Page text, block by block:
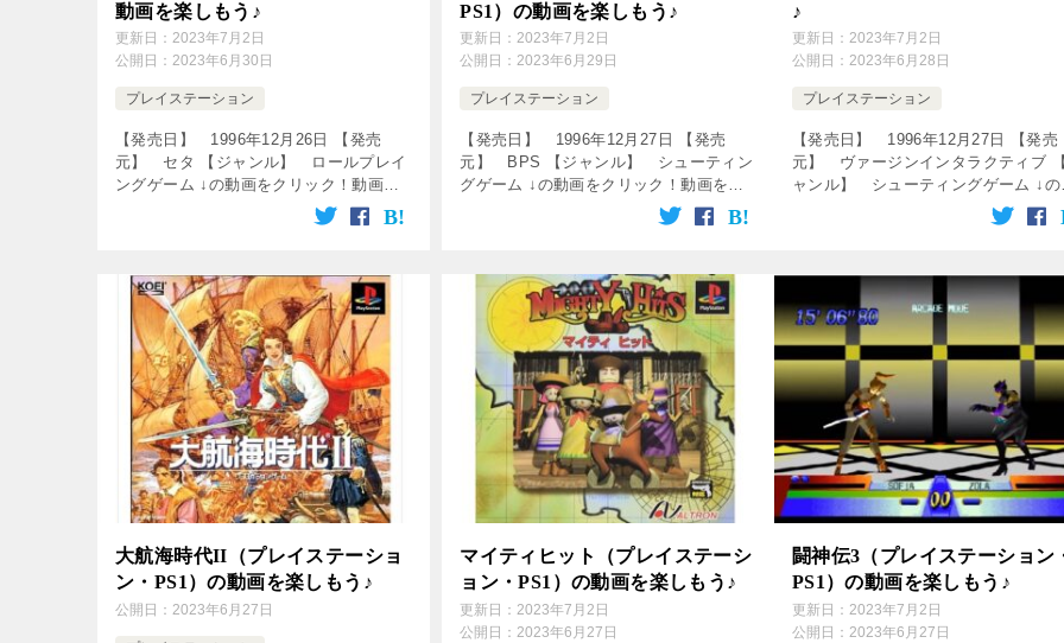
動画を楽しもう♪
更新日： 2023年7月2日
公開日： 2023年6月30日
プレイステーション
【発売日】 1996年12月26日 【発売
元】 セタ 【ジャンル】 ロールプレイ
ングゲーム ↓の動画をクリック！動画を
楽しめます♪ BASTARD!! 虚ろなる神々
の器 演出あり魔法＆技集(低画質)
PS1）の動画を楽しもう♪
更新日：2023年7月2日
公開日：2023年6月29日
プレイステーション
【発売日】 1996年12月27日 【発売
元】 BPS 【ジャンル】 シューティン
グゲーム ↓の動画をクリック！動画を楽
しめます♪ [csshop service=”rakuten”
♪
更新日： 2023年7月2日
公開日： 2023年6月28日
プレイステーション
【発売日】 1996年12月27日 【発売
元】 ヴァージンインタラクティブ
ャンル】 シューティングゲーム ↓の
画をクリック！動画を楽しめます♪
[csshop service=”rakutenR […]
大航海時代II（プレイステーショ
ン・PS1）の動画を楽しもう♪
公開日： 2023年6月27日
マイティヒット（プレイステーシ
ョン・PS1）の動画を楽しもう♪
更新日：2023年7月2日
公開日：2023年6月27日
闘神伝3（プレイステーション
PS1）の動画を楽しもう♪
更新日： 2023年7月2日
公開日： 2023年6月27日